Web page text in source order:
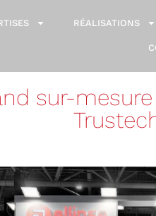
RÉALISATIONS
sur-